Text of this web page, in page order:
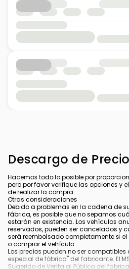
Descargo de
Hacemos todo lo posible por
pero por favor verifique las opciones y
de realizar la compra.
Otras consideraciones
Debido a problemas en la cadena de
fábrica, es posible que no sepamos
estarán en existencia. Los vehículos
reservados, pueden ser cancelados y
será reembolsado completamente si
o comprar el vehículo.
Los precios pueden no ser
especial de fábrica" del fabricante. El
Sugerido de Venta al Público del